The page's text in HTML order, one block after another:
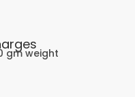
gm weight